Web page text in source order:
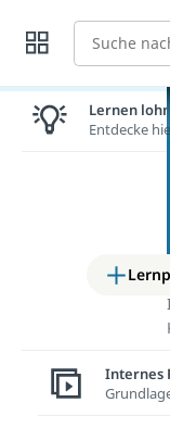
Suche
Lernen
Entdecke
Internes